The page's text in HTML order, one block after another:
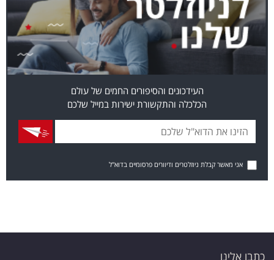
העידכונים והסיפורים החמים של עולם
הכלכלה והתקשורת ישירות במייל שלכם
אני מאשר קבלת ניוזלטרים ודיוורים פרסומיים בדוא"ל
כתבו אלינו